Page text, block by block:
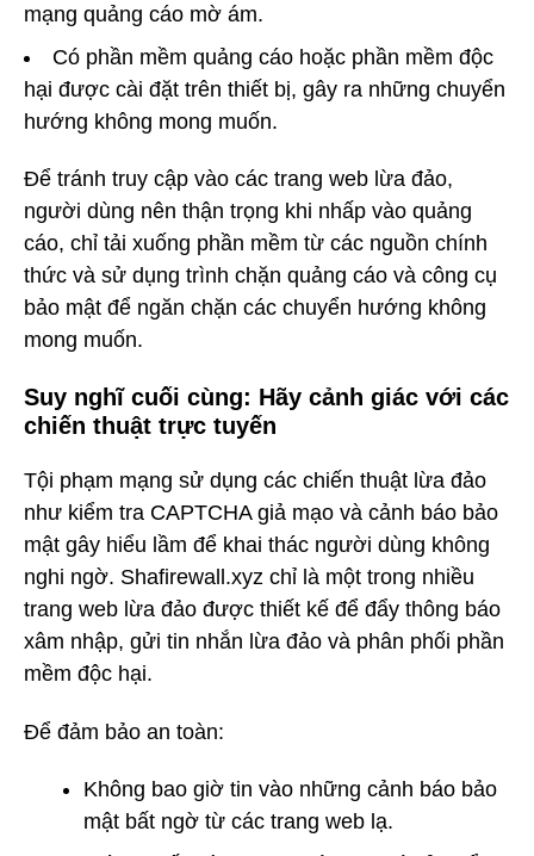
mạng quảng cáo mờ ám.
Có phần mềm quảng cáo hoặc phần mềm độc
hại được cài đặt trên thiết bị, gây ra những chuyển
hướng không mong muốn.
Để tránh truy cập vào các trang web lừa đảo,
người dùng nên thận trọng khi nhấp vào quảng
cáo, chỉ tải xuống phần mềm từ các nguồn chính
thức và sử dụng trình chặn quảng cáo và công cụ
bảo mật để ngăn chặn các chuyển hướng không
mong muốn.
Suy nghĩ cuối cùng: Hãy cảnh giác với các
chiến thuật trực tuyến
Tội phạm mạng sử dụng các chiến thuật lừa đảo
như kiểm tra CAPTCHA giả mạo và cảnh báo bảo
mật gây hiểu lầm để khai thác người dùng không
nghi ngờ. Shafirewall.xyz chỉ là một trong nhiều
trang web lừa đảo được thiết kế để đẩy thông báo
xâm nhập, gửi tin nhắn lừa đảo và phân phối phần
mềm độc hại.
Để đảm bảo an toàn:
Không bao giờ tin vào những cảnh báo bảo
mật bất ngờ từ các trang web lạ.